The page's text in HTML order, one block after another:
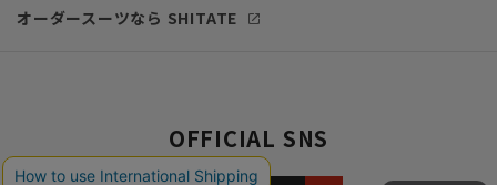
オーダースーツなら SHITATE
OFFICIAL SNS